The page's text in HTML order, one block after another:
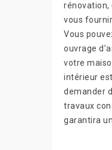
rénovation,
vous
Vous
ouvrage
votre
intérieur
demander
travaux
garantira